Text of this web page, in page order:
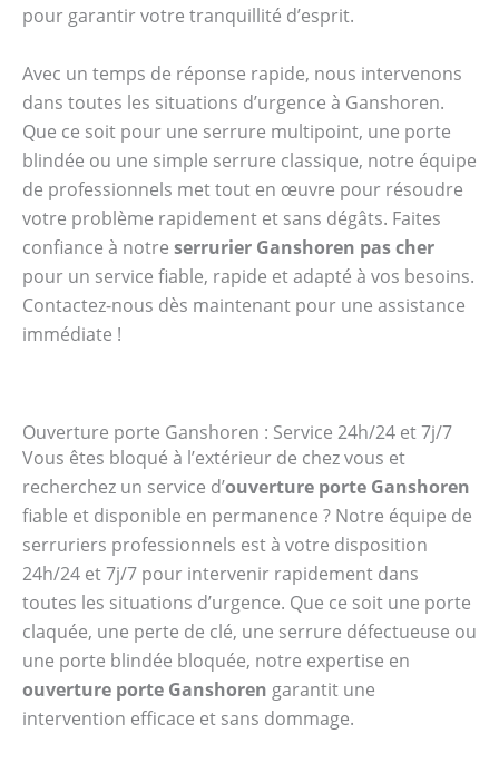
pour garantir votre tranquillité d’esprit.
Avec un temps de réponse rapide, nous intervenons
dans toutes les situations d’urgence à Ganshoren.
Que ce soit pour une serrure multipoint, une porte
blindée ou une simple serrure classique, notre équipe
de professionnels met tout en œuvre pour résoudre
votre problème rapidement et sans dégâts. Faites
confiance à notre serrurier Ganshoren pas cher
pour un service fiable, rapide et adapté à vos besoins.
Contactez-nous dès maintenant pour une assistance
immédiate !
Ouverture porte Ganshoren : Service 24h/24 et 7j/7
Vous êtes bloqué à l’extérieur de chez vous et
recherchez un service d’ouverture porte Ganshoren
fiable et disponible en permanence ? Notre équipe de
serruriers professionnels est à votre disposition
24h/24 et 7j/7 pour intervenir rapidement dans
toutes les situations d’urgence. Que ce soit une porte
claquée, une perte de clé, une serrure défectueuse ou
une porte blindée bloquée, notre expertise en
ouverture porte Ganshoren garantit une
intervention efficace et sans dommage.